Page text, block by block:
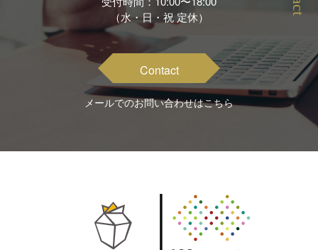
（水・日・祝 定休）
Contact
メールでのお問い合わせはこちら